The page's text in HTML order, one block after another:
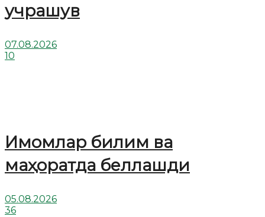
учрашув
07.08.2026
10
Имомлар билим ва
маҳоратда беллашди
05.08.2026
36